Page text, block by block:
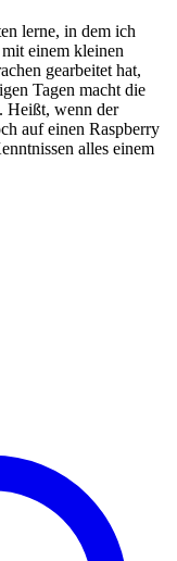
lerne, in dem ich
einem kleinen
gearbeitet hat,
Tagen macht die
Heißt, wenn der
auf einen Raspberry
alles einem